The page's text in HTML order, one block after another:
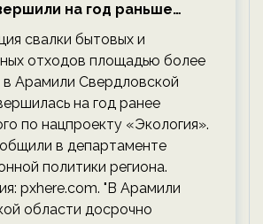
на год раньше
срока — новости
ECOportal
свалки бытовых и
отходов площадью более
в Арамили Свердловской
на год ранее
по нацпроекту «Экология».
в департаменте
политики региона.
pxhere.com. "В Арамили
области досрочно